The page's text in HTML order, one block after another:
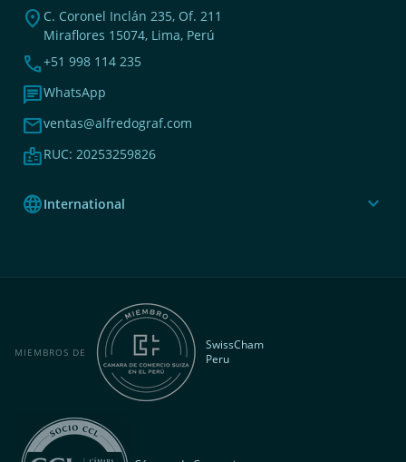
location_on C. Coronel Inclán 235, Of. 211
Miraflores 15074, Lima, Perú
phone+51 998 114 235
chatWhatsApp
mailventas@alfredograf.com
badgeRUC: 20253259826
languageInternational expand_more
MIEMBROS DE
SwissCham
Peru